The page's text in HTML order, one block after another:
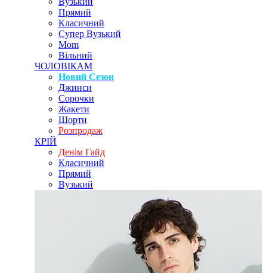
Прямий
Класичний
Супер Вузький
Mom
Вільний
ЧОЛОВІКАМ
Новий Сезон
Джинси
Сорочки
Жакети
Шорти
Розпродаж
КРІЙ
Денім Гайд
Класичний
Прямий
Вузький